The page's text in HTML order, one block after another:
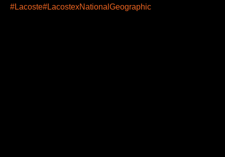
#Lacoste#LacostexNationalGeographic